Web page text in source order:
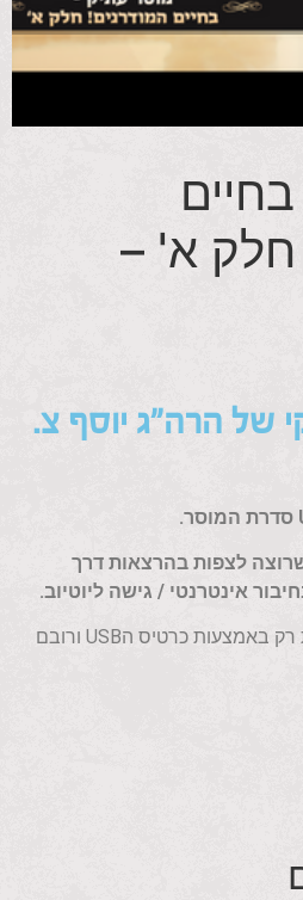
חלק א' –
של הרה"ג יוסף צ.
לצפות בהרצאות דרך
אינטרנטי / גישה ליוטיוב.
שיעורים אלו ניתן לצפות כעת רק באמצעות כרטיס הUSB ורובם